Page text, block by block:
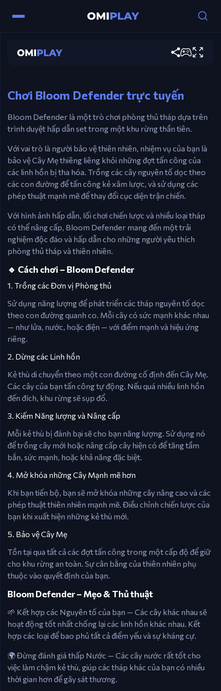
Bloom Defender
Chuột – Chọn và đặt các tháp nguyên tố, sử dụng
Chơi Bloom Defender trực tuyến
Bloom Defender là một trò chơi phòng thủ tháp dựa trên
trình duyệt hấp dẫn set trong một khu rừng thần tiên.
Với vai trò là người bảo vệ thiên nhiên, nhiệm vụ của bạn là
bảo vệ Cây Mẹ thiêng liêng khỏi những đợt tấn công của
các linh hồn bị tha hóa. Trồng các cây nguyên tố dọc theo
các con đường để tấn công kẻ xâm lược, và sử dụng các
phép thuật mạnh mẽ để thay đổi cục diện trận chiến.
Với hình ảnh hấp dẫn, lối chơi chiến lược và nhiều loại tháp
có thể nâng cấp, Bloom Defender mang đến một trải
nghiệm độc đáo và hấp dẫn cho những người yêu thích
phòng thủ tháp và thiên nhiên.
🔹 Cách chơi – Bloom Defender
1. Trồng các Đơn vị Phòng thủ
Sử dụng năng lượng để phát triển các tháp nguyên tố dọc
theo con đường quanh co. Mỗi cây có sức mạnh khác nhau
— như lửa, nước, hoặc điện — với điểm mạnh và hiệu ứng
riêng.
2. Dừng các Linh hồn
Kẻ thù di chuyển theo một con đường cố định đến Cây Mẹ.
Các cây của bạn tấn công tự động. Nếu quá nhiều linh hồn
đến đích, khu rừng sẽ sụp đổ.
3. Kiếm Năng lượng và Nâng cấp
Mỗi kẻ thù bị đánh bại sẽ cho bạn năng lượng. Sử dụng nó
để trồng cây mới hoặc nâng cấp cây hiện có để tăng tầm
bắn, sức mạnh, hoặc khả năng đặc biệt.
4. Mở khóa những Cây Mạnh mẽ hơn
Khi bạn tiến bộ, bạn sẽ mở khóa những cây nâng cao và các
phép thuật thiên nhiên mạnh mẽ. Điều chỉnh chiến lược của
bạn khi xuất hiện những kẻ thù mới.
5. Bảo vệ Cây Mẹ
Tồn tại qua tất cả các đợt tấn công trong một cấp độ để giữ
cho khu rừng an toàn. Sự cân bằng của thiên nhiên phụ
thuộc vào quyết định của bạn.
Bloom Defender – Mẹo & Thủ thuật
🌱 Kết hợp các Nguyên tố của bạn — Các cây khác nhau sẽ
hoạt động tốt nhất chống lại các linh hồn khác nhau. Kết
hợp các loại để bao phủ tất cả điểm yếu và sự kháng cự.
🌍 Đừng đánh giá thấp Nước — Các cây nước rất tốt cho
việc làm chậm kẻ thù, giúp các tháp khác của bạn có nhiều
thời gian hơn để gây sát thương.